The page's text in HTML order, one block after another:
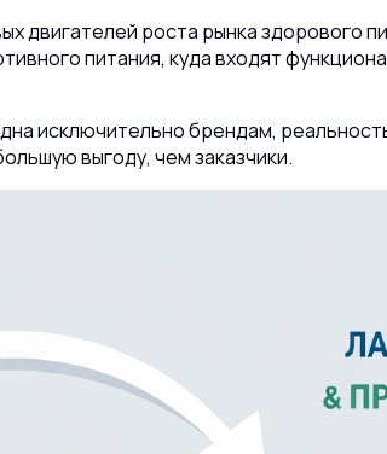
двигателей роста рынка здорового
питания, куда входят
исключительно брендам,
выгоду, чем заказчики.